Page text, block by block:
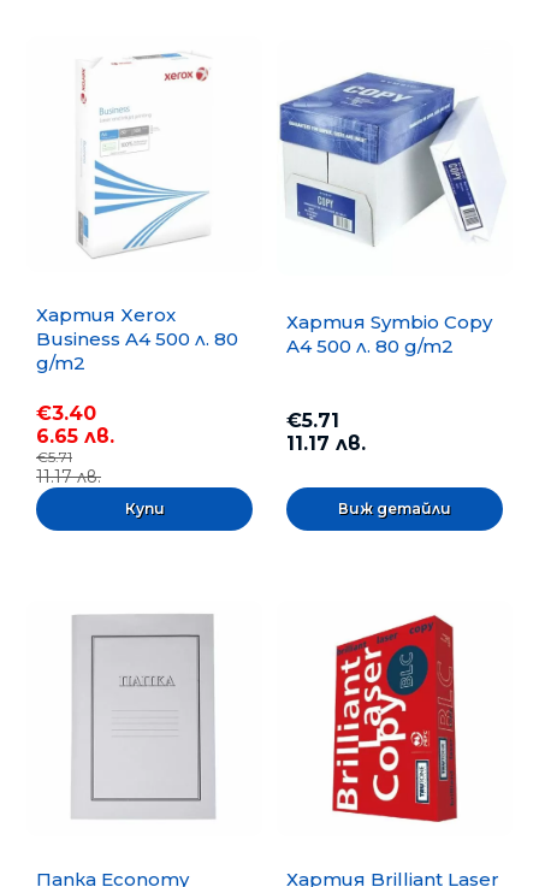
Хартия Xerox
Business A4 500 л. 80
g/m2
€3.40
6.65 лв.
€5.71
11.17 лв.
Хартия Symbio Copy
A4 500 л. 80 g/m2
€5.71
11.17 лв.
Виж детайли
Папка Economy
Хартия Brilliant Laser